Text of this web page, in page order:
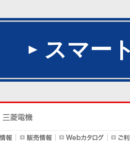
スマー